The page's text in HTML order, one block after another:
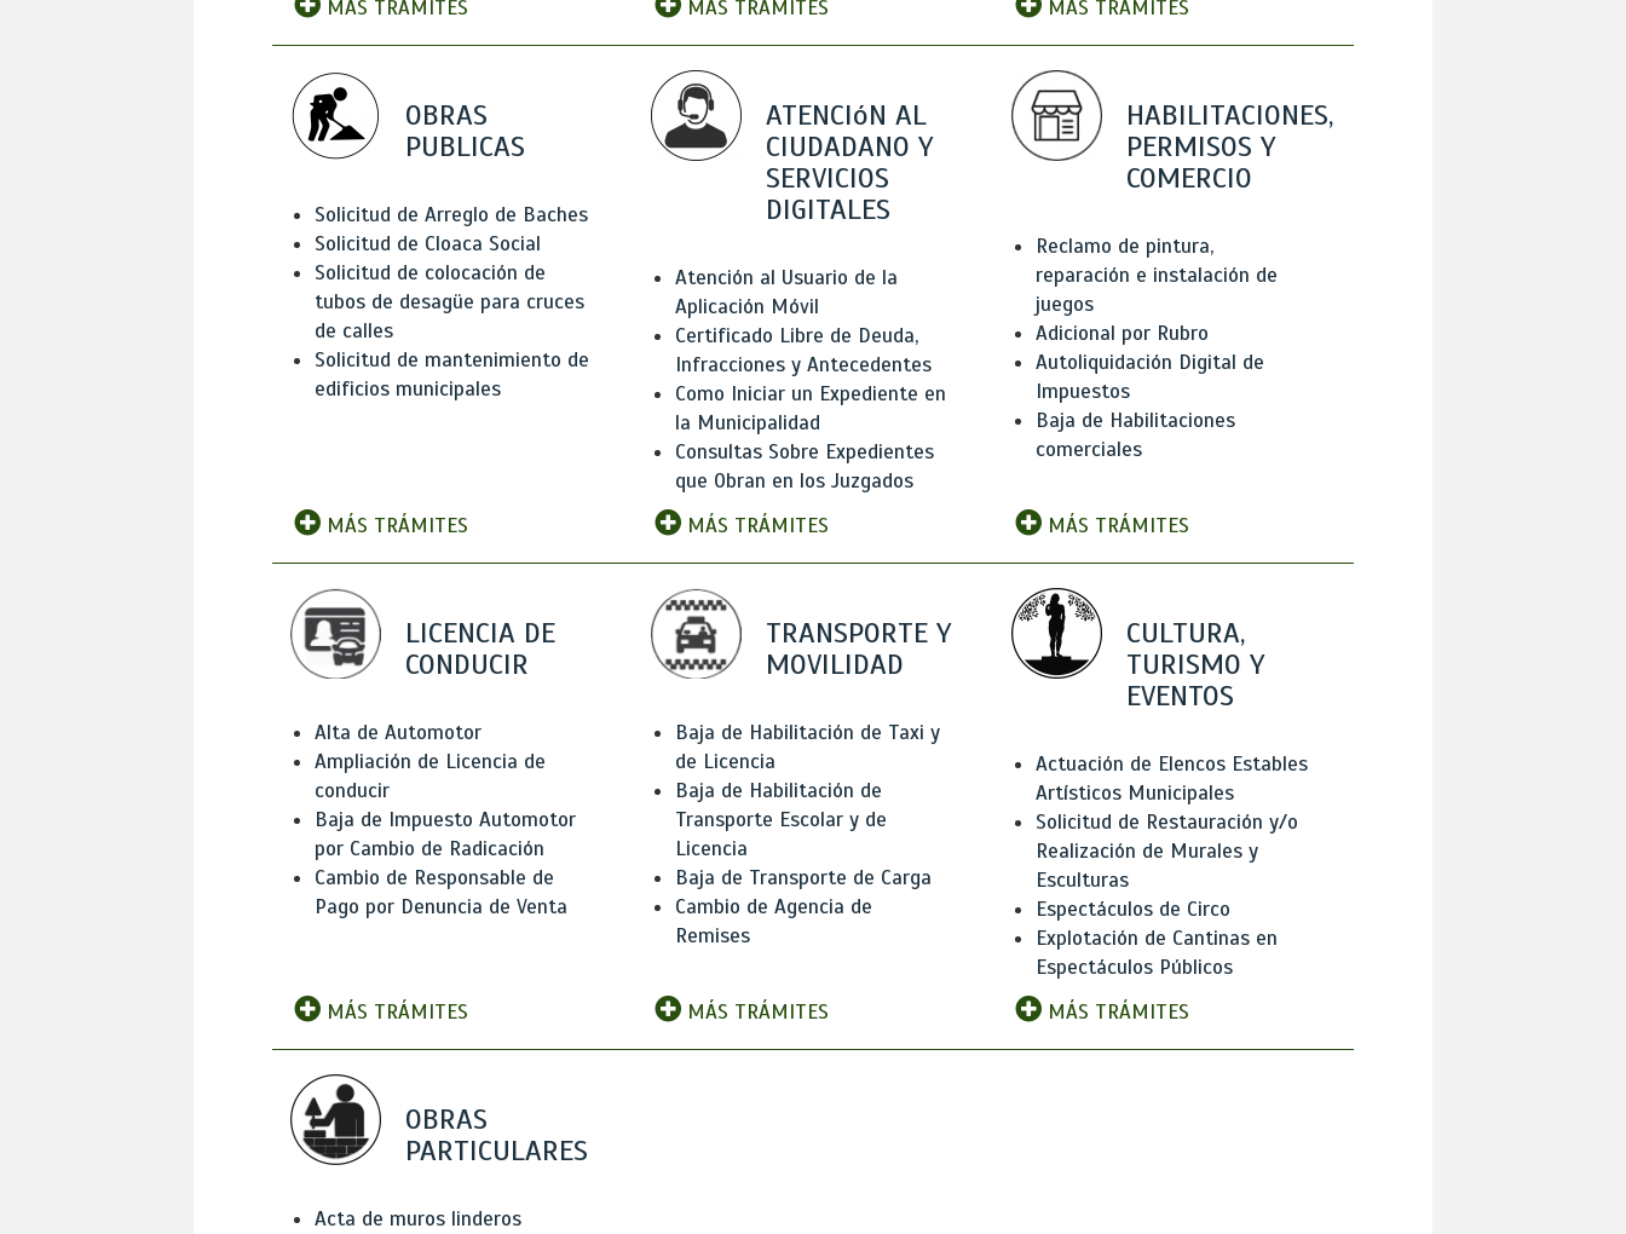
MÁS TRÁMITES MÁS TRÁMITES
MÁS TRÁMITES
OBRAS
PUBLICAS
Solicitud de Arreglo de Baches
Solicitud de Cloaca Social
Solicitud de colocación de
tubos de desagüe para cruces
de calles
Solicitud de mantenimiento de
edificios municipales
MÁS TRÁMITES
ATENCIóN AL
CIUDADANO Y
SERVICIOS
DIGITALES
Atención al Usuario de la
Aplicación Móvil
Certificado Libre de Deuda,
Infracciones y Antecedentes
Como Iniciar un Expediente en
la Municipalidad
Consultas Sobre Expedientes
que Obran en los Juzgados
MÁS TRÁMITES
HABILITACIONES,
PERMISOS Y
COMERCIO
Reclamo de pintura,
reparación e instalación de
juegos
Adicional por Rubro
Autoliquidación Digital de
Impuestos
Baja de Habilitaciones
comerciales
MÁS TRÁMITES
LICENCIA DE
CONDUCIR
Alta de Automotor
Ampliación de Licencia de
conducir
Baja de Impuesto Automotor
por Cambio de Radicación
Cambio de Responsable de
Pago por Denuncia de Venta
MÁS TRÁMITES
TRANSPORTE Y
MOVILIDAD
Baja de Habilitación de Taxi y
de Licencia
Baja de Habilitación de
Transporte Escolar y de
Licencia
Baja de Transporte de Carga
Cambio de Agencia de
Remises
MÁS TRÁMITES
CULTURA,
TURISMO Y
EVENTOS
Actuación de Elencos Estables
Artísticos Municipales
Solicitud de Restauración y/o
Realización de Murales y
Esculturas
Espectáculos de Circo
Explotación de Cantinas en
Espectáculos Públicos
MÁS TRÁMITES
OBRAS
PARTICULARES
Acta de muros linderos